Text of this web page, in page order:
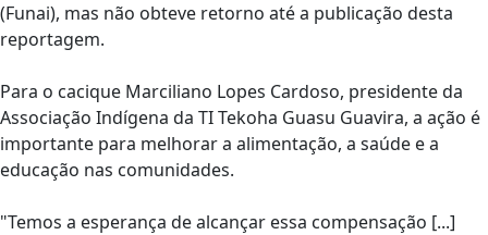
(Funai), mas não obteve retorno até a publicação desta
reportagem.
Para o cacique Marciliano Lopes Cardoso, presidente da
Associação Indígena da TI Tekoha Guasu Guavira, a ação é
importante para melhorar a alimentação, a saúde e a
educação nas comunidades.
"Temos a esperança de alcançar essa compensação [...]